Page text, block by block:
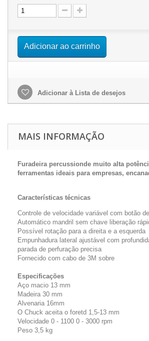
Adicionar ao carrinho
Adicionar à Lista de desejos
MAIS INFORMAÇÃO
Furadeira percussionde muito alta
ferramentas ideais para empresas,
Características técnicas
Controle de velocidade variável com botão
Automático mandril sem chave liberação
Possível rotação para a direita e a esquerda
Empunhadura lateral ajustável com
parada de perfuração precisa
Fornecido com cabo de 3M sobre
Especificações
Aço macio 13 mm
Madeira 30 mm
Alvenaria 16mm
O Chuck aceita o foretd 1,5-13 mm
Velocidade 0 - 1100 0 - 3000 rpm
Peso 3,5 kg